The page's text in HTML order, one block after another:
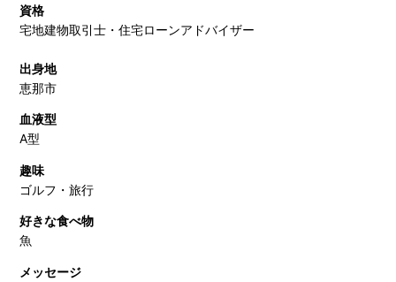
資格
宅地建物取引士・住宅ローンアドバイザー
出身地
恵那市
血液型
A型
趣味
ゴルフ・旅行
好きな食べ物
魚
メッセージ